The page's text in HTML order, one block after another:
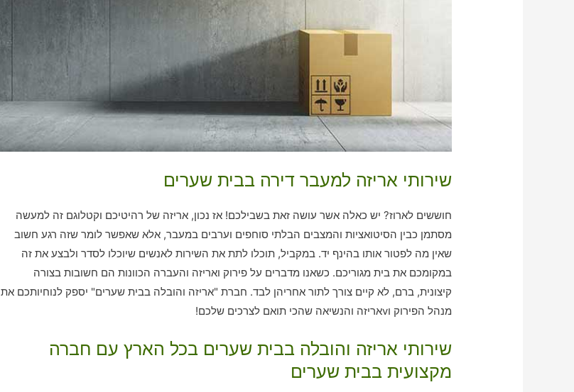
שירותי אריזה למעבר דירה בבית שערים
חוששים לארוז? יש כאלה אשר עושה זאת בשבילכם! אז נכון, אריזה של רהיטיכם וקטלוגם זה למעשה
מסתמן כבין הסיטואציות והמצבים הבלתי סוחפים וערבים במעבר, אלא שאפשר לומר שזה רגע חשוב
שאין מה לפטור אותו בהינף יד. במקביל, תוכלו לתת את השירות לאנשים שיוכלו לסדר ולבצע את זה
במקומכם את בית מגוריכם. כשאנו מדברים על פירוק ואריזה והעברה הכוונות הם חשובות בצורה
קיצונית, ברם, לא קיים צורך לתור אחריהן לבד. חברת "אריזה והובלה בבית שערים" יספק לנוחיותכם את
מנהל הפירוק וvאריזה והנשיאה שהכי תואם לצרכים שלכם!
שירותי אריזה והובלה בבית שערים בכל הארץ עם חברה
מקצועית בבית שערים